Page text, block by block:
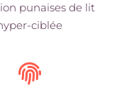
punaises de lit
ciblée